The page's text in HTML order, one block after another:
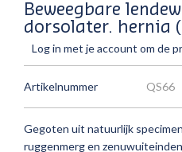
Beweegbare
dorsolater. hernia
Log in met je account om de
Artikelnummer QS66
Gegoten uit natuurlijk
ruggenmerg en